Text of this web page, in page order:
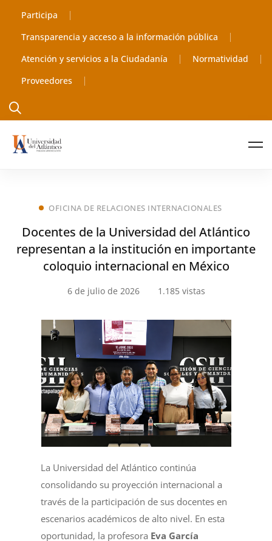
Participa
Transparencia y acceso a la información pública
Atención y servicios a la Ciudadanía
Normatividad
Proveedores
OFICINA DE RELACIONES INTERNACIONALES
Docentes de la Universidad del Atlántico
representan a la institución en importante
coloquio internacional en México
6 de julio de 2026 1.185 vistas
La Universidad del Atlántico continúa
consolidando su proyección internacional a
través de la participación de sus docentes en
escenarios académicos de alto nivel. En esta
oportunidad, la profesora Eva García